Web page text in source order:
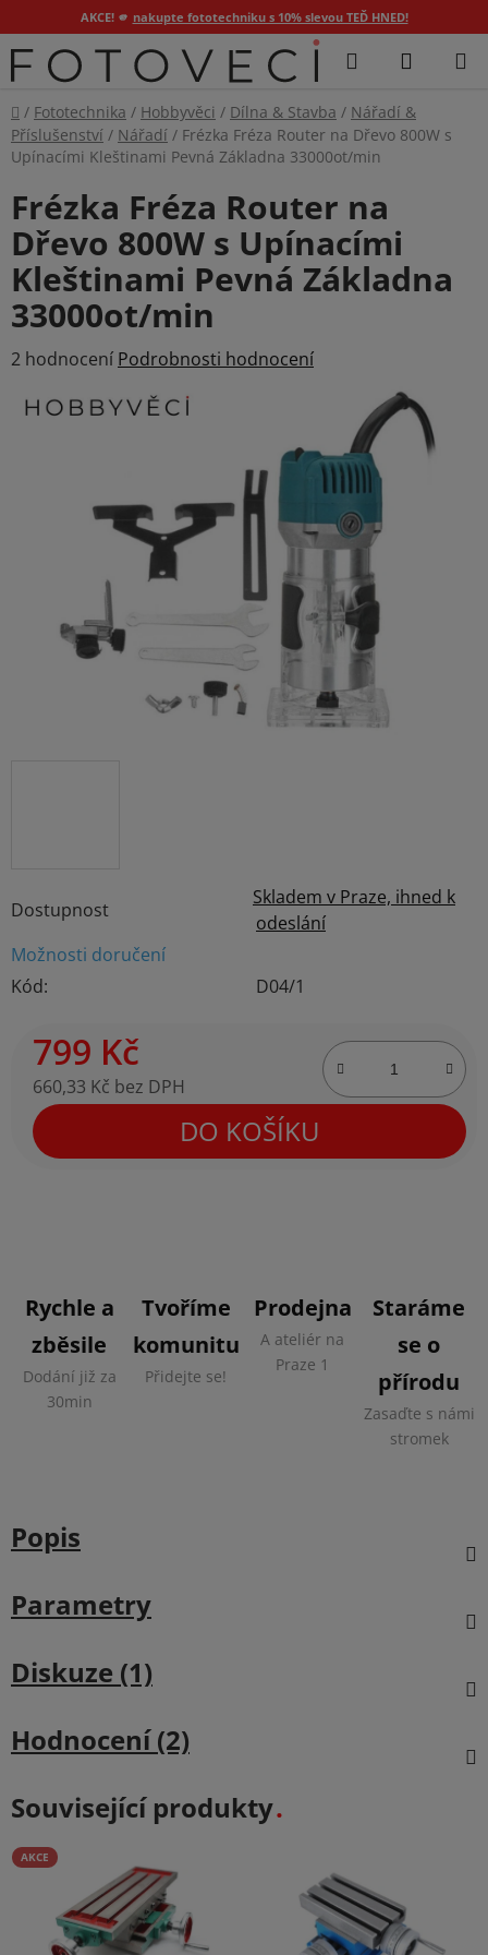
AKCE! 🫵 nakupte fototechniku s 10% slevou TEĎ HNED!
Přejít
na
Hledat
Domů
/ Fototechnika / Hobbyvěci / Dílna & Stavba / Nářadí &
Příslušenství / Nářadí / Frézka Fréza Router na Dřevo 800W s
Upínacími Kleštinami Pevná Základna 33000ot/min
Dostupnost
Skladem v Praze, ihned k
odeslání
Možnosti doručení
Kód:
D04/1
799 Kč
660,33 Kč bez DPH
Měrná cena:
DO KOŠÍKU
Frézka Fréza Router na
Dřevo 800W s Upínacími
Kleštinami Pevná Základna
33000ot/min
Průměrné
produktu
2 hodnocení Podrobnosti hodnocení
Rychle a
zběsile
Dodání již za
30min
Tvoříme
komunitu
Přidejte se!
Prodejna
A ateliér na
Praze 1
Staráme
se o
přírodu
Zasaďte s námi
stromek
Popis
Parametry
Diskuze (1)
Hodnocení (2)
Související produkty
AKCE